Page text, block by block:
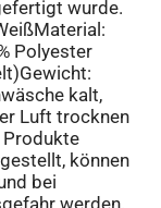
wurde.
Polyester
kalt,
Luft trocknen
Produkte
können
bei